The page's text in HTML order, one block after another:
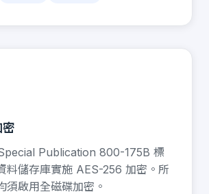
Publication 800-175B 標
料儲存庫實施 AES-256 加密。所
須啟用全磁碟加密。